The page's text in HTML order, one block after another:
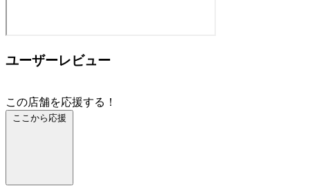
ユーザーレビュー
この店舗を応援する！
ここから応援